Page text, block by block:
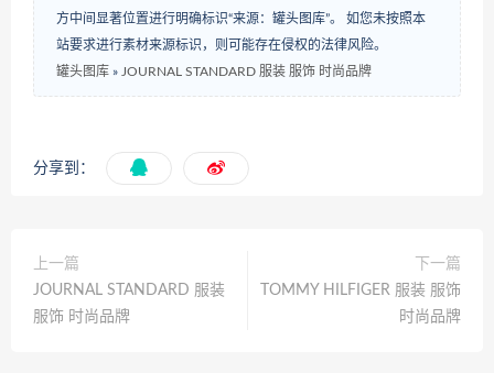
方中间显著位置进行明确标识“来源：罐头图库”。 如您未按照本
站要求进行素材来源标识，则可能存在侵权的法律风险。
罐头图库 » JOURNAL STANDARD 服装 服饰 时尚品牌
分享到：
上一篇
JOURNAL STANDARD 服装
服饰 时尚品牌
下一篇
TOMMY HILFIGER 服装 服饰
时尚品牌